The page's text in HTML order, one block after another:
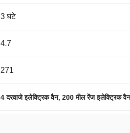
3 घंटे
4.7
271
4 दरवाजे इलेक्ट्रिक वैन, 200 मील रेंज इलेक्ट्रिक वैन